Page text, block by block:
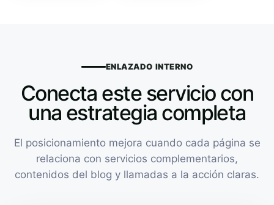
ENLAZADO INTERNO
Conecta este servicio con
una estrategia completa
El posicionamiento mejora cuando cada página se
relaciona con servicios complementarios,
contenidos del blog y llamadas a la acción claras.